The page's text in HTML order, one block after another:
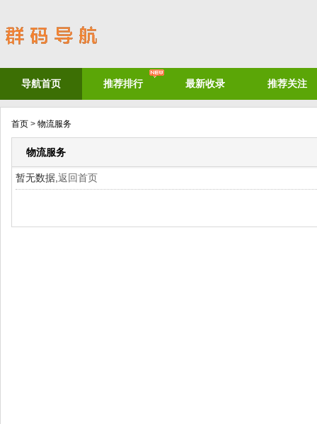
导航首页 推荐排行 最新收录 推荐关注
首页 > 物流服务
物流服务
暂无数据, 返回首页